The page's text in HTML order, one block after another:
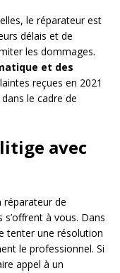
le réparateur est
délais et de
les dommages.
et des
reçues en 2021
le cadre de
avec
réparateur de
à vous. Dans
tenter une résolution
le professionnel. Si
appel à un